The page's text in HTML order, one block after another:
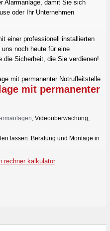
Alarmanlage, damit Sie sich
oder Ihr Unternehmen
einer professionell installierten
noch heute für eine
die Sicherheit, die Sie verdienen!
mit permanenter
, Videoüberwachung,
lassen. Beratung und Montage in